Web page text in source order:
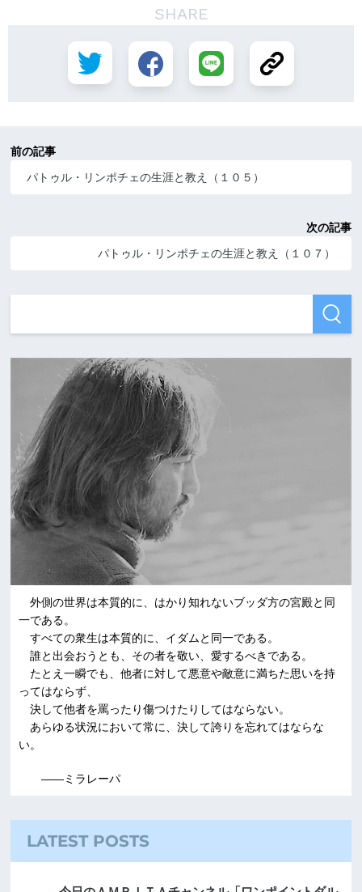
SHARE
前の記事
パトゥル・リンポチェの生涯と教え（１０５）
次の記事
パトゥル・リンポチェの生涯と教え（１０７）
外側の世界は本質的に、はかり知れないブッダ方の宮殿と同
一である。
すべての衆生は本質的に、イダムと同一である。
誰と出会おうとも、その者を敬い、愛するべきである。
たとえ一瞬でも、他者に対して悪意や敵意に満ちた思いを持
ってはならず、
決して他者を罵ったり傷つけたりしてはならない。
あらゆる状況において常に、決して誇りを忘れてはならな
い。
――ミラレーパ
LATEST POSTS